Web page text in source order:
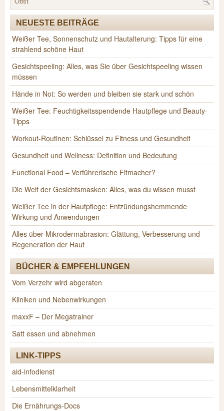
NEUESTE BEITRÄGE
Weißer Tee, Sonnenschutz und Hautalterung: Tipps für eine
strahlend schöne Haut
Gesichtspeeling: Alles, was Sie über Gesichtspeeling wissen
müssen
Hände in Not: So werden und bleiben sie stark und schön
Weißer Tee: Feuchtigkeitsspendende Hautpflege und Beauty-
Tipps
Workout-Routinen: Schlüssel zu Fitness und Gesundheit
Gesundheit und Wellness: Definition und Bedeutung
Functional Food – Verführerische Fitmacher?
Die Welt der Gesichtsmasken: Alles, was du wissen musst
Weißer Tee in der Hautpflege: Entzündungshemmende
Wirkung und Anwendungen
Alles über Mikrodermabrasion: Glättung, Verbesserung und
Regeneration der Haut
BÜCHER & EMPFEHLUNGEN
Vom Verzehr wird abgeraten
Kliniken und Nebenwirkungen
maxxF – Der Megatrainer
Satt essen und abnehmen
LINK-TIPPS
aid-infodienst
Lebensmittelklarheit
Die Ernährungs-Docs